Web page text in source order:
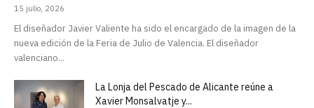
15 julio, 2026
El diseñador Javier Valiente ha sido el encargado de la imagen de la
nueva edición de la Feria de Julio de Valencia. El diseñador
valenciano...
La Lonja del Pescado de Alicante reúne a
Xavier Monsalvatje y...